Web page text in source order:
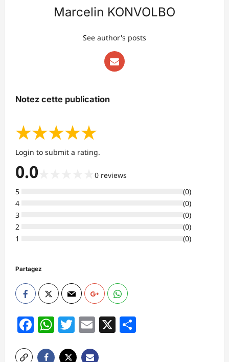
Marcelin KONVOLBO
See author's posts
Notez cette publication
★★★★★
Login to submit a rating.
0.0 0 reviews
5
(0)
4
(0)
3
(0)
2
(0)
1
(0)
Partagez
Facebook
WhatsApp
Twitter
Email
X